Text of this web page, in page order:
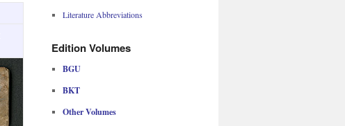
Literature Abbreviations
Edition Volumes
BGU
BKT
Other Volumes